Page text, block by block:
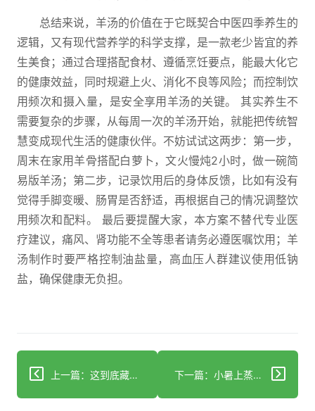
总结来说，羊汤的价值在于它既契合中医四季养生的
逻辑，又有现代营养学的科学支撑，是一款老少皆宜的养
生美食；通过合理搭配食材、遵循烹饪要点，能最大化它
的健康效益，同时规避上火、消化不良等风险；而控制饮
用频次和摄入量，是安全享用羊汤的关键。 其实养生不
需要复杂的步骤，从每周一次的羊汤开始，就能把传统智
慧变成现代生活的健康伙伴。不妨试试这两步：第一步，
周末在家用羊骨搭配白萝卜，文火慢炖2小时，做一碗简
易版羊汤；第二步，记录饮用后的身体反馈，比如有没有
觉得手脚变暖、肠胃是否舒适，再根据自己的情况调整饮
用频次和配料。 最后要提醒大家，本方案不替代专业医
疗建议，痛风、肾功能不全等患者请务必遵医嘱饮用；羊
汤制作时要严格控制油盐量，高血压人群建议使用低钠
盐，确保健康无负担。
上一篇：这到底藏着什么秘密？99%的人看完都惊呆了！ 下一篇：小暑上蒸下煮？每天10分钟拍揉按+吃喝三样清爽一夏